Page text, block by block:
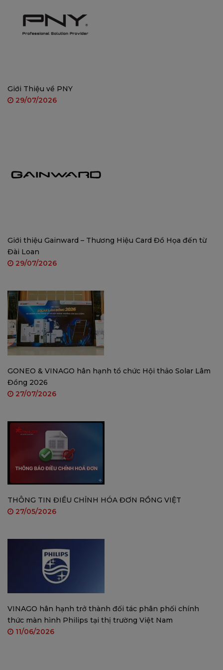
Bảo vệ 2 khu vực cùng lúc
Sự ngăn chặn những kẻ xâm nhập
Camera kép cho khả năng theo dõi linh hoạt
3MP+3MP cho khả năng theo dõi lên tới 2K
Ống kính kép có thể điều chỉnh mang đến cho
bạn khả năng bảo vệ 360°
ngang 0°-355° và xoay dọc 0°-90°, trong khi ống kính cố
định hỗ trợ xoay ngang 0°-260° và xoay dọc 0°-30° để bảo
Công nghệ phát hiện IMOU SENSE®
Giới Thiệu về PNY
29/07/2026
Giới thiệu Gainward – Thương Hiệu Card Đồ Họa đến từ
Đài Loan
29/07/2026
GONEO & VINAGO hân hạnh tổ chức Hội thảo Solar Lâm
Đồng 2026
27/07/2026
THÔNG TIN ĐIỀU CHỈNH HÓA ĐƠN RỒNG VIỆT
27/05/2026
VINAGO hân hạnh trở thành đối tác phân phối chính
thức màn hình Philips tại thị trường Việt Nam
11/06/2026